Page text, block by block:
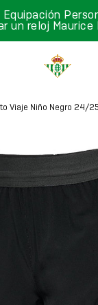
Equipación
un reloj Maurice
Viaje Niño Negro 24/25